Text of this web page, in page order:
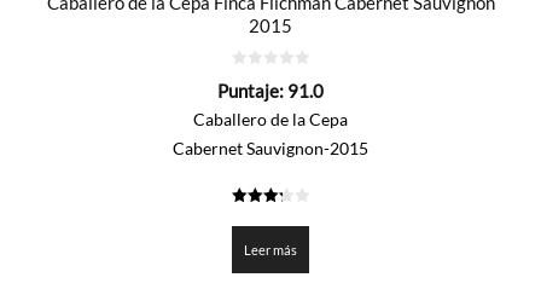
2015
de
Puntaje: 91.0
Caballero de la Cepa
Cabernet Sauvignon-2015
de 5
Leer más